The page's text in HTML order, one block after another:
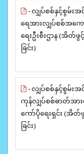
- လျှပ်စစ်နှင့်စွမ်းအင်
ရေအားလျှပ်စစ်အက
ရေးဦးစီးဌာန (အိတ်ဖွ
ခြင်း)
- လျှပ်စစ်နှင့်စွမ်းအင်
ကုန်လျှပ်စစ်ဓာတ်အား
ကော်ပိုရေးရှင်း (အိတ်
ခြင်း)